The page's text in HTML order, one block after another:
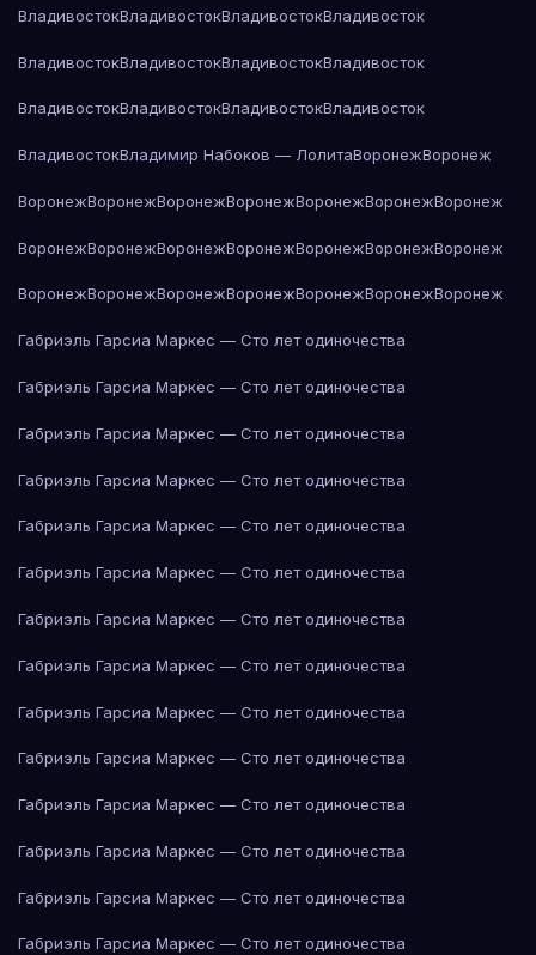
ВладивостокВладивостокВладивостокВладивосток
ВладивостокВладивостокВладивостокВладивосток
ВладивостокВладивостокВладивостокВладивосток
ВладивостокВладимир Набоков — ЛолитаВоронежВоронеж
ВоронежВоронежВоронежВоронежВоронежВоронежВоронеж
ВоронежВоронежВоронежВоронежВоронежВоронежВоронеж
ВоронежВоронежВоронежВоронежВоронежВоронежВоронеж
Габриэль Гарсиа Маркес — Сто лет одиночества
Габриэль Гарсиа Маркес — Сто лет одиночества
Габриэль Гарсиа Маркес — Сто лет одиночества
Габриэль Гарсиа Маркес — Сто лет одиночества
Габриэль Гарсиа Маркес — Сто лет одиночества
Габриэль Гарсиа Маркес — Сто лет одиночества
Габриэль Гарсиа Маркес — Сто лет одиночества
Габриэль Гарсиа Маркес — Сто лет одиночества
Габриэль Гарсиа Маркес — Сто лет одиночества
Габриэль Гарсиа Маркес — Сто лет одиночества
Габриэль Гарсиа Маркес — Сто лет одиночества
Габриэль Гарсиа Маркес — Сто лет одиночества
Габриэль Гарсиа Маркес — Сто лет одиночества
Габриэль Гарсиа Маркес — Сто лет одиночества